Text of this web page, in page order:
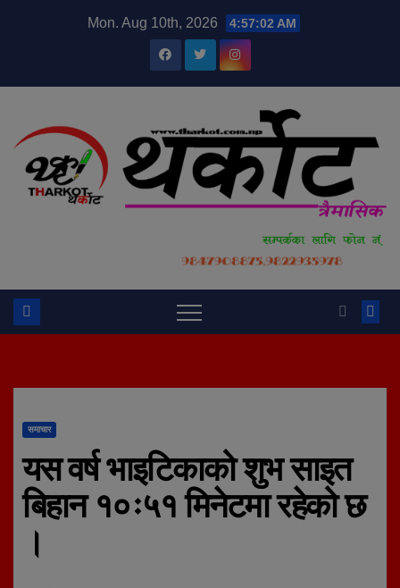
Mon. Aug 10th, 2026 4:57:03 AM
समाचार
यस वर्ष भाइटिकाको शुभ साइत
बिहान १०ः५१ मिनेटमा रहेको छ
।
modal-check